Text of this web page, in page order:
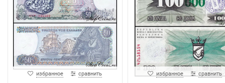
избранное сравнить избранное сравнить